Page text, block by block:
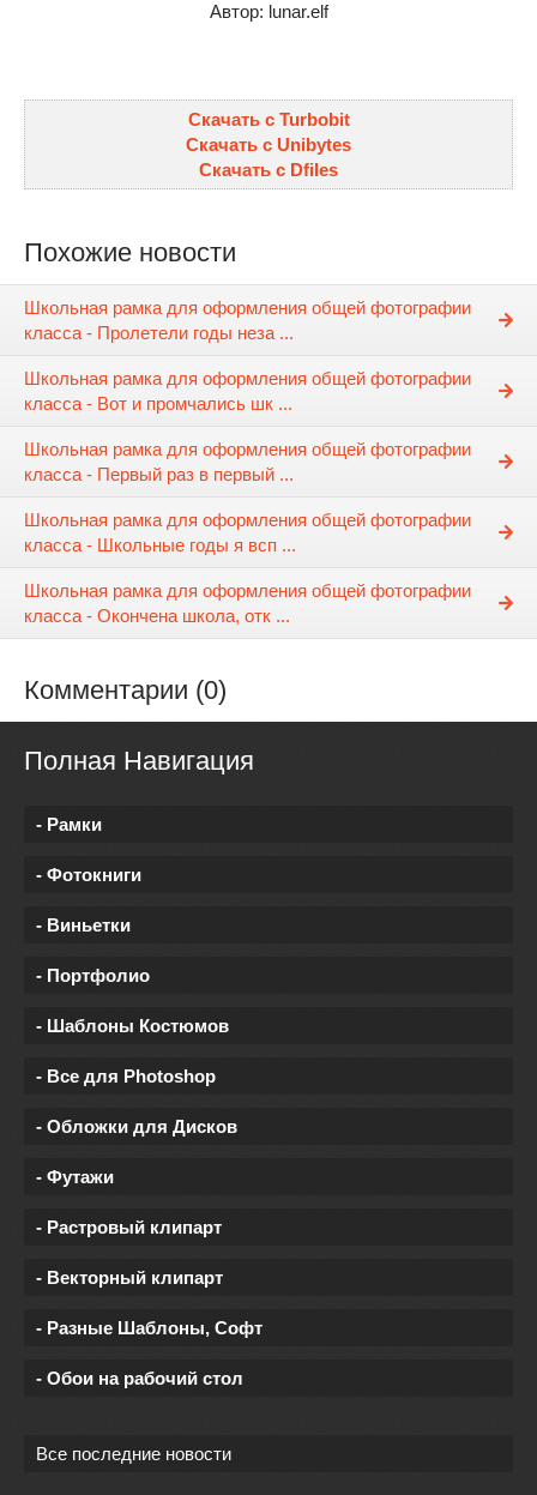
Автор: lunar.elf
Скачать с Turbobit
Скачать с Unibytes
Скачать с Dfiles
Похожие новости
Школьная рамка для оформления общей фотографии
класса - Пролетели годы неза ...
Школьная рамка для оформления общей фотографии
класса - Вот и промчались шк ...
Школьная рамка для оформления общей фотографии
класса - Первый раз в первый ...
Школьная рамка для оформления общей фотографии
класса - Школьные годы я всп ...
Школьная рамка для оформления общей фотографии
класса - Окончена школа, отк ...
Комментарии (0)
Полная Навигация
- Рамки
- Фотокниги
- Виньетки
- Портфолио
- Шаблоны Костюмов
- Все для Photoshop
- Обложки для Дисков
- Футажи
- Растровый клипарт
- Векторный клипарт
- Разные Шаблоны, Софт
- Обои на рабочий стол
Все последние новости